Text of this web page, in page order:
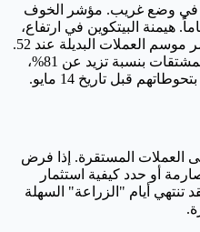
في وضع غريب. مؤشر الخوف
تماماً. هيمنة البيتكوين في ارتفاع،
وصلت الآن إلى 60.18%، بينما مؤشر موسم العملات البديلة عند 52.
هناك قفزة هائلة في حجم العقود المشتقات بنسبة تزيد عن 81%،
قبل تاريخ 14 مايو.
العملات المستقرة. إذا فرض
أو حدد كيفية استثمار
تنتهي أيام "الزراعة" السهلة